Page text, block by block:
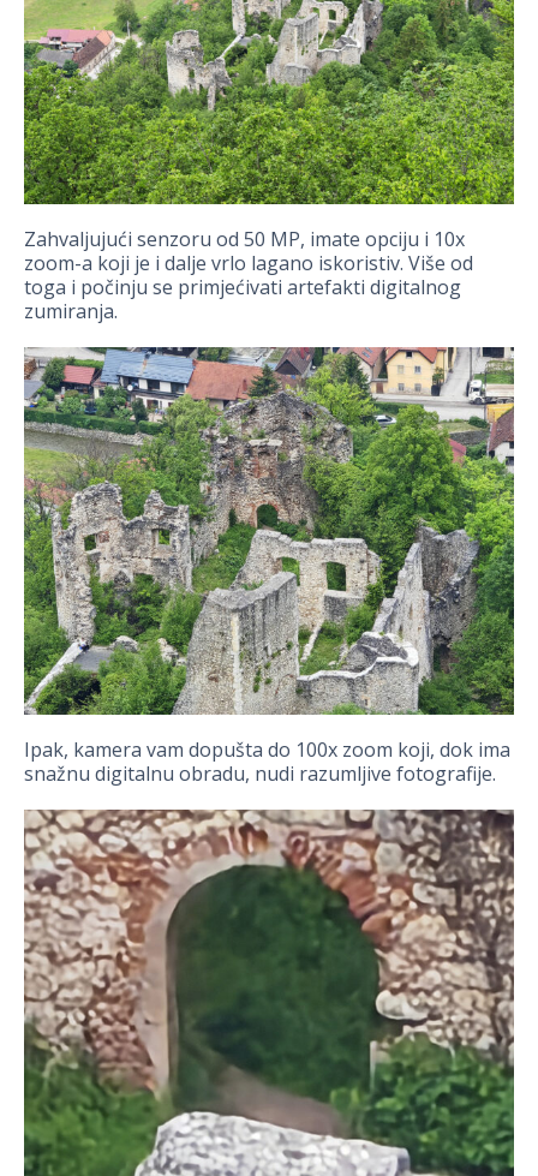
Zahvaljujući senzoru od 50 MP, imate opciju i 10x
zoom-a koji je i dalje vrlo lagano iskoristiv. Više od
toga i počinju se primjećivati artefakti digitalnog
zumiranja.
Ipak, kamera vam dopušta do 100x zoom koji, dok ima
snažnu digitalnu obradu, nudi razumljive fotografije.